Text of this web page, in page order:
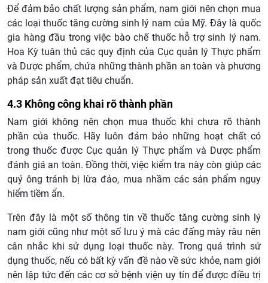
Để đảm bảo chất lượng sản phẩm, nam giới nên chọn mua
các loại thuốc tăng cường sinh lý nam của Mỹ. Đây là quốc
gia hàng đầu trong việc bào chế thuốc hỗ trợ sinh lý nam.
Hoa Kỳ tuân thủ các quy định của Cục quản lý Thực phẩm
và Dược phẩm, chứa những thành phần an toàn và phương
pháp sản xuất đạt tiêu chuẩn.
4.3 Không công khai rõ thành phần
Nam giới không nên chọn mua thuốc khi chưa rõ thành
phần của thuốc. Hãy luôn đảm bảo những hoạt chất có
trong thuốc được Cục quản lý Thực phẩm và Dược phẩm
đánh giá an toàn. Đồng thời, việc kiểm tra này còn giúp các
quý ông tránh bị lừa đảo, mua nhầm các sản phẩm nguy
hiểm tiềm ẩn.
Trên đây là một số thông tin về thuốc tăng cường sinh lý
nam giới cũng như một số lưu ý mà các đấng mày râu nên
cân nhắc khi sử dụng loại thuốc này. Trong quá trình sử
dụng thuốc, nếu có bất kỳ vấn đề nào về sức khỏe, nam giới
nên lập tức đến các cơ sở bệnh viện uy tín để được điều trị